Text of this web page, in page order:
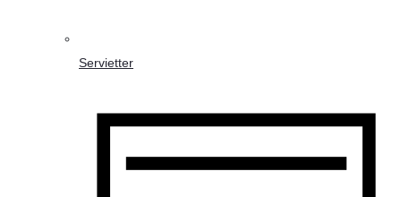
Servietter